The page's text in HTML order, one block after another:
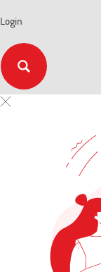
Login